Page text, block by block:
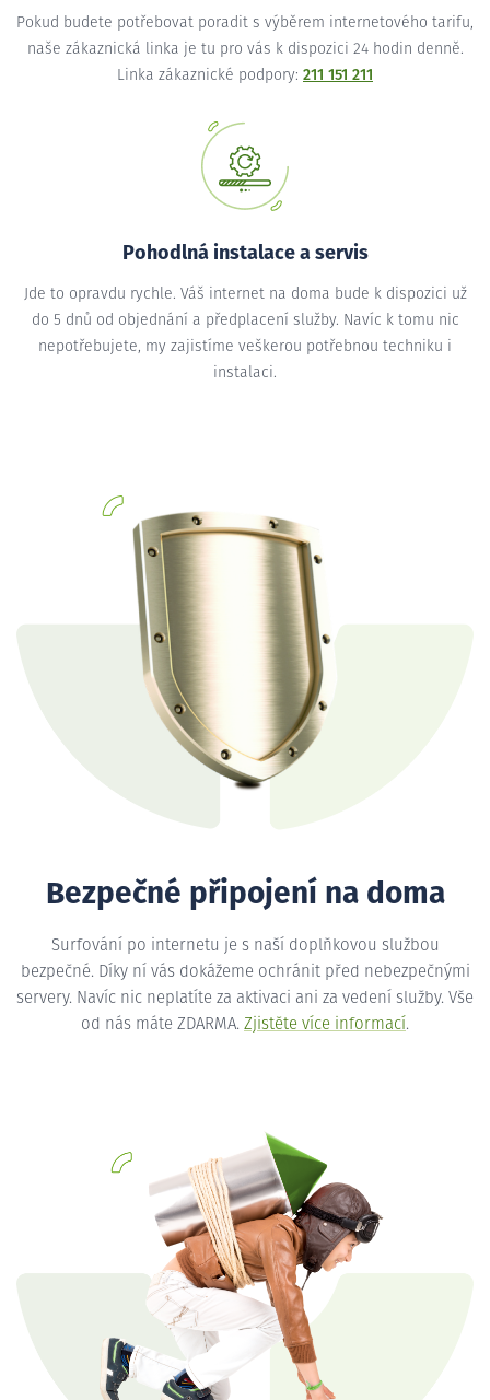
Pokud budete potřebovat poradit s výběrem internetového tarifu,
naše zákaznická linka je tu pro vás k dispozici 24 hodin denně.
Linka zákaznické podpory: 211 151 211
Pohodlná instalace a servis
Jde to opravdu rychle. Váš internet na doma bude k dispozici už
do 5 dnů od objednání a předplacení služby. Navíc k tomu nic
nepotřebujete, my zajistíme veškerou potřebnou techniku i
instalaci.
Bezpečné připojení na doma
Surfování po internetu je s naší doplňkovou službou
bezpečné. Díky ní vás dokážeme ochránit před nebezpečnými
servery. Navíc nic neplatíte za aktivaci ani za vedení služby. Vše
od nás máte ZDARMA. Zjistěte více informací.